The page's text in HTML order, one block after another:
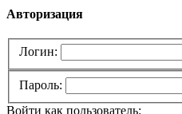
Авторизация
Логин:
Пароль:
Войти как пользователь: